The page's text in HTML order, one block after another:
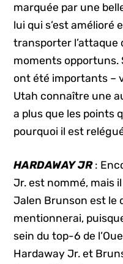
marquée par une
lui qui s’est amélioré
transporter l’attaque
moments opportuns.
ont été importants –
Utah connaître une
a plus que les points
pourquoi il est
HARDAWAY JR :
Jr. est nommé, mais
Jalen Brunson est le
mentionnerai,
sein du top-6 de
Hardaway Jr. et